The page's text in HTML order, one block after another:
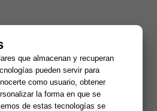
que almacenan y recuperan
pueden servir para
como usuario, obtener
la forma en que se
de estas tecnologías se